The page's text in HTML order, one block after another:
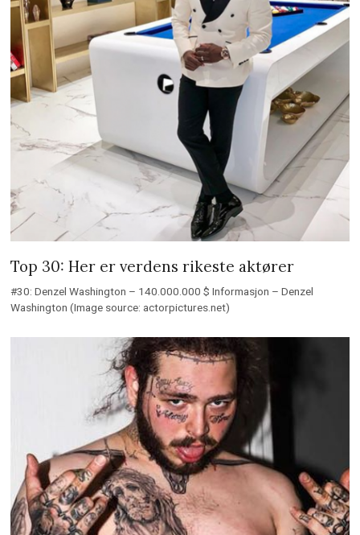
Top 30: Her er verdens rikeste aktører
#30: Denzel Washington – 140.000.000 $ Informasjon – Denzel
Washington (Image source: actorpictures.net)